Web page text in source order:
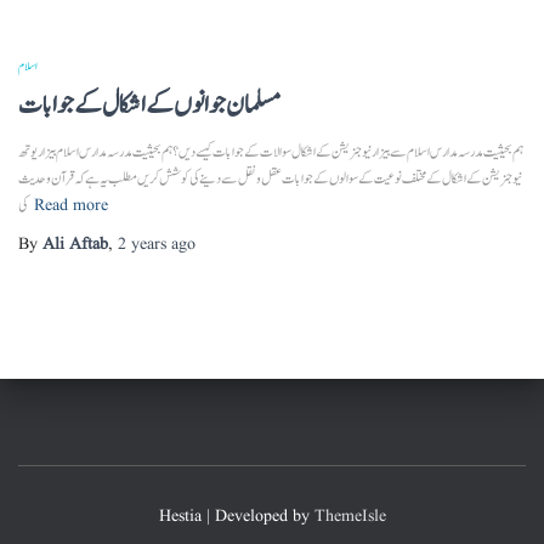
اسلام
مسلمان جوانوں کے اشکال کے جوابات
ہم بحیثیت مدرسہ مدارس اسلام سے بیزار نیو جنریشن کے اشکال سوالات کے جوابات کیسے دیں ؟ ہم بحیثیت مدرسہ مدارس اسلام بیزار یوتھ
نیو جنریشن کے اشکال کے مختلف نوعیت کے سوالوں کے جوابات عقل و نقل سے دینے کی کوشش کریں مطلب یہ ہے کہ قرآن وحدیث
کی Read more
By Ali Aftab, 2 years ago
Hestia | Developed by ThemeIsle